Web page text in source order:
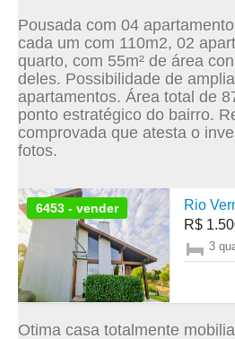
Pousada com 04
cada um com 110m2, 02
quarto, com 55m² de área
deles. Possibilidade de
apartamentos. Área total de
ponto estratégico do bairro.
comprovada que atesta o
fotos.
6453 - vender
Rio
R$
3
Otima casa totalmente